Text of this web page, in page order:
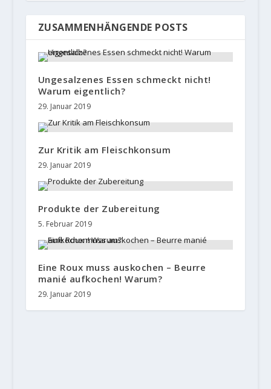
ZUSAMMENHÄNGENDE POSTS
Ungesalzenes Essen schmeckt nicht!
Warum eigentlich?
29. Januar 2019
Zur Kritik am Fleischkonsum
29. Januar 2019
Produkte der Zubereitung
5. Februar 2019
Eine Roux muss auskochen – Beurre
manié aufkochen! Warum?
29. Januar 2019